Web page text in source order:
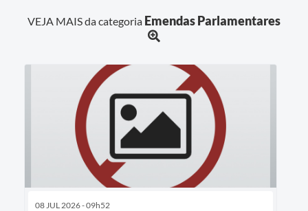
VEJA MAIS da categoria Emendas Parlamentares
08 JUL 2026 - 09h52